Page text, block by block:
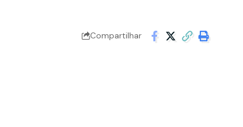
Compartilhar